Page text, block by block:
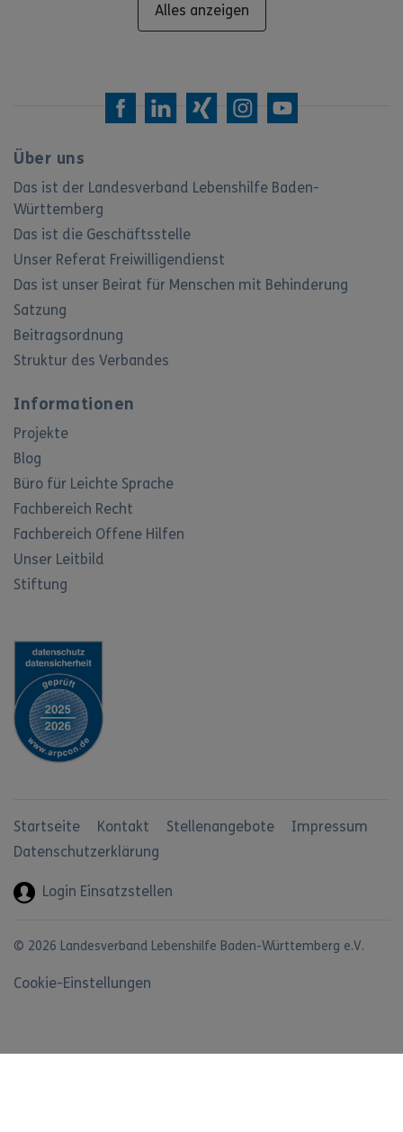
Alles anzeigen
Über uns
Das ist der Landesverband Lebenshilfe Baden-
Württemberg
Das ist die Geschäftsstelle
Unser Referat Freiwilligendienst
Das ist unser Beirat für Menschen mit Behinderung
Satzung
Beitragsordnung
Struktur des Verbandes
Informationen
Projekte
Blog
Büro für Leichte Sprache
Fachbereich Recht
Fachbereich Offene Hilfen
Unser Leitbild
Stiftung
Startseite Kontakt Stellenangebote
Impressum
Datenschutzerklärung
Login Einsatzstellen
© 2026 Landesverband Lebenshilfe Baden-Württemberg e.V.
Cookie-Einstellungen